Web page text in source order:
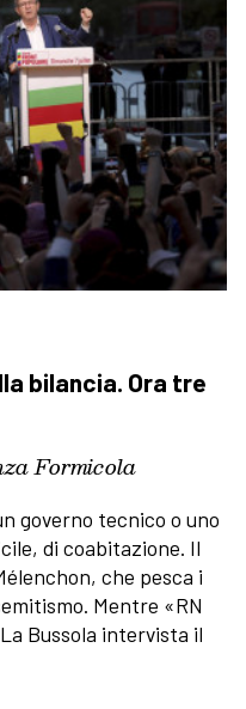
bilancia. Ora tre
Formicola
governo tecnico o uno
di coabitazione. Il
che pesca i
Mentre «RN
Bussola intervista il